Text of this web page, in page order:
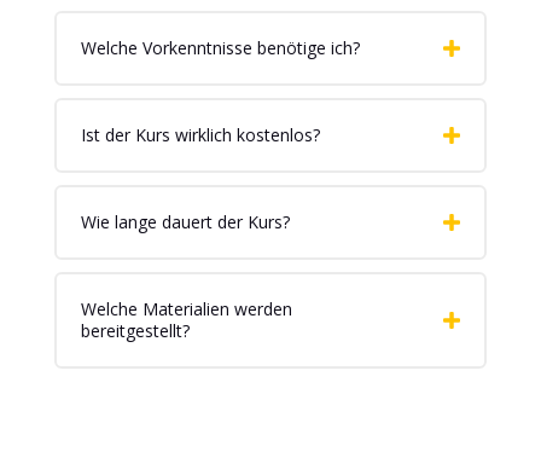
Welche Vorkenntnisse benötige ich?
Ist der Kurs wirklich kostenlos?
Wie lange dauert der Kurs?
Welche Materialien werden
bereitgestellt?